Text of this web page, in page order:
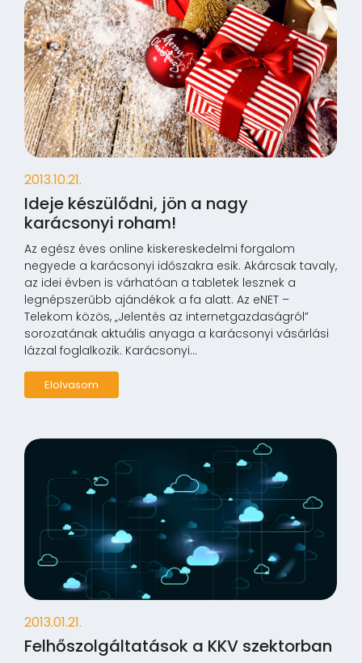
2013.10.21.
Ideje készülődni, jön a nagy
karácsonyi roham!
Az egész éves online kiskereskedelmi forgalom
negyede a karácsonyi időszakra esik. Akárcsak tavaly,
az idei évben is várhatóan a tabletek lesznek a
legnépszerűbb ajándékok a fa alatt. Az eNET –
Telekom közös, „Jelentés az internetgazdaságról”
sorozatának aktuális anyaga a karácsonyi vásárlási
lázzal foglalkozik. Karácsonyi...
Elolvasom
2013.01.21.
Felhőszolgáltatások a KKV szektorban